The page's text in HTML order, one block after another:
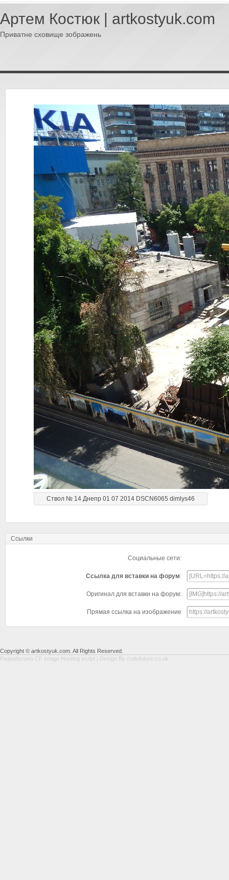
Артем Костюк | artkostyuk.com
Приватне сховище зображень
Ствол № 14 Днепр 01 07 2014 DSCN6065 dimlys46
Ссылки
Социальные сети:
Ссылка для вставки на форум:
Оригинал для вставки на форум:
Прямая ссылка на изображение
Copyright © artkostyuk.com. All Rights Reserved.
Разработано CF Image Hosting script | Design By codefuture.co.uk